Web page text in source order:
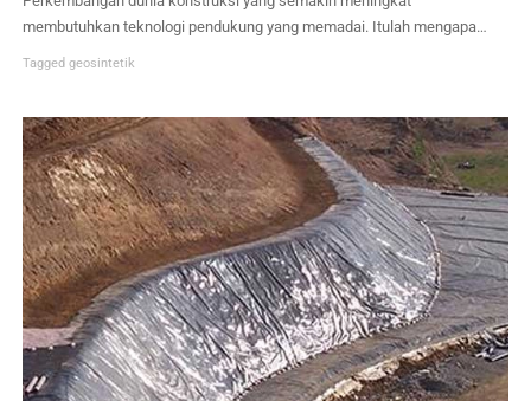
membutuhkan teknologi pendukung yang memadai. Itulah mengapa
ketersediaan lahan dengan kondisi tanah yang berkualitas sangat
dibutuhkan untuk mendukung laju pembangunan konstruksi. Tanah
menjadi […]
Tagged geosintetik